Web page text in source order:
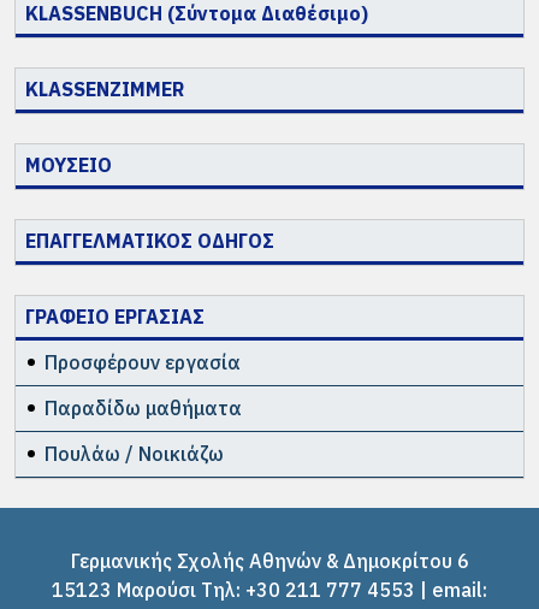
KLASSENBUCH (Σύντομα Διαθέσιμο)
KLASSENZIMMER
ΜΟΥΣΕΙΟ
ΕΠΑΓΓΕΛΜΑΤΙΚΟΣ ΟΔΗΓΟΣ
ΓΡΑΦΕΙΟ ΕΡΓΑΣΙΑΣ
Προσφέρουν εργασία
Παραδίδω μαθήματα
Πουλάω / Νοικιάζω
Γερμανικής Σχολής Αθηνών & Δημοκρίτου 6
15123 Μαρούσι Tηλ: +30 211 777 4553 | email: